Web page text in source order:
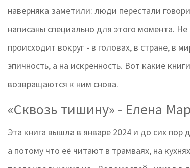
наверняка заметили: люди перестали
написаны специально для этого момента.
происходит вокруг - в головах, в стране, в
эпичность, а на искренность. Вот какие
возвращаются к ним снова.
«Сквозь тишину» - Елена
Эта книга вышла в январе 2024 и до сих
а потому что её читают в трамваях, на